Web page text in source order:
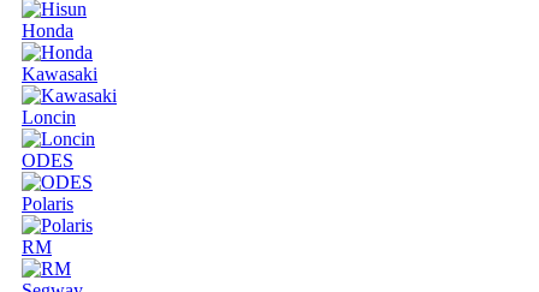
Honda
Kawasaki
Loncin
ODES
Polaris
RM